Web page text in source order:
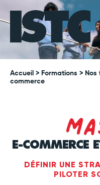
Accueil > Formations > Nos
commerce
E-COMMERCE
DÉFINIR UNE
PILOTER